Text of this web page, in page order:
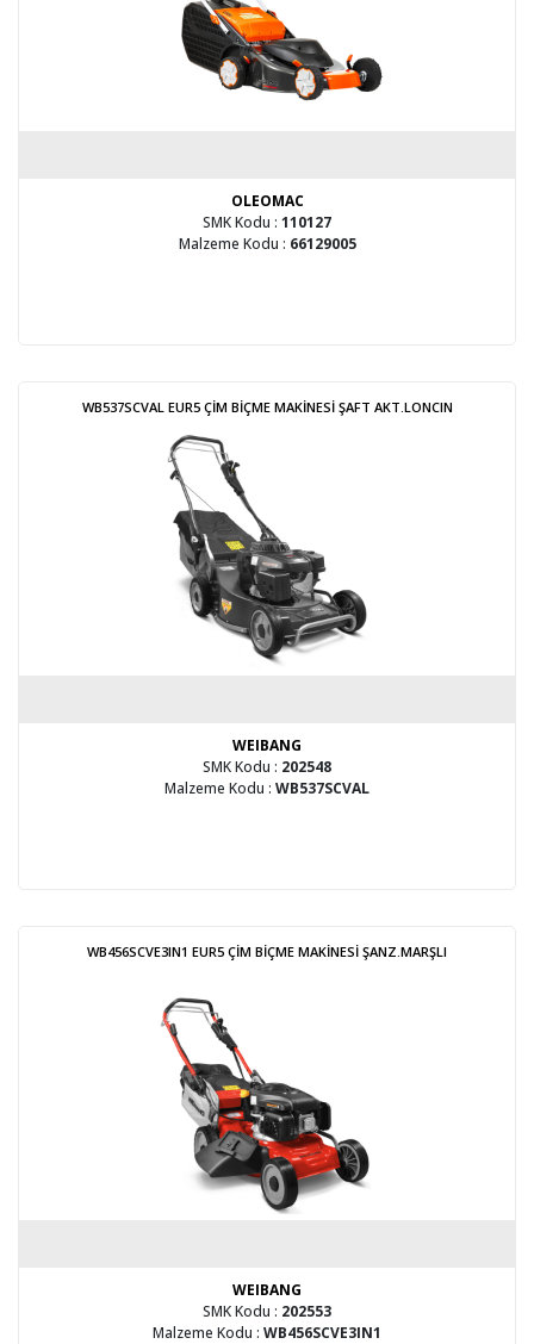
OLEOMAC
SMK Kodu : 110127
Malzeme Kodu : 66129005
WB537SCVAL EUR5 ÇİM BİÇME MAKİNESİ ŞAFT AKT.LONCIN
WEIBANG
SMK Kodu : 202548
Malzeme Kodu : WB537SCVAL
WB456SCVE3IN1 EUR5 ÇİM BİÇME MAKİNESİ ŞANZ.MARŞLI
WEIBANG
SMK Kodu : 202553
Malzeme Kodu : WB456SCVE3IN1